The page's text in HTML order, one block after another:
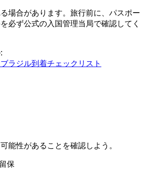
場合があります。旅行前に、パスポー
必ず公式の入国管理当局で確認してく
ブラジル到着チェックリスト
能性があることを確認しよう。
保